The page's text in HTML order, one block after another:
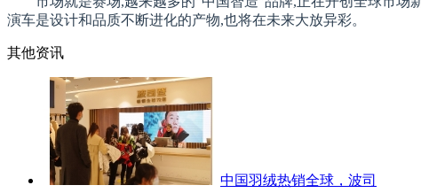
演车是设计和品质不断进化的产物,也将在未来大放异彩。
其他资讯
中国羽绒热销全球，波司